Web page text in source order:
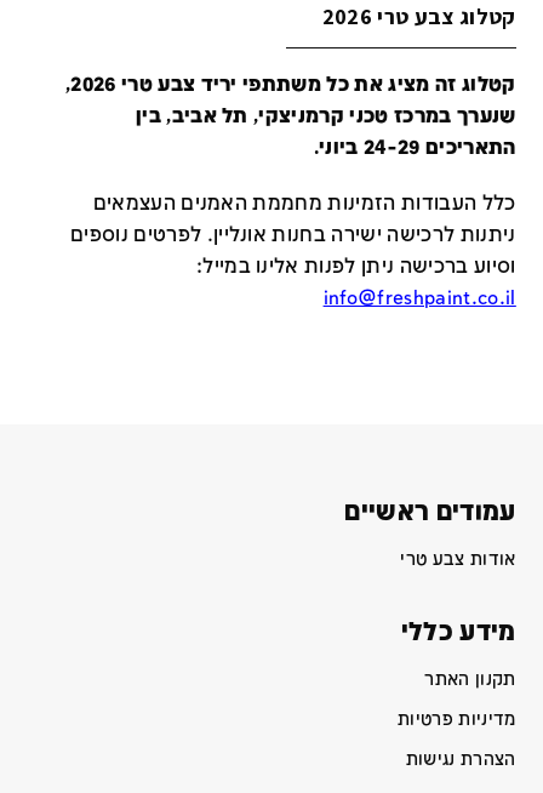
קטלוג צבע טרי 2026
קטלוג זה מציג את כל משתתפי יריד צבע טרי 2026,
שנערך במרכז טכני קרמניצקי, תל אביב, בין
התאריכים 24-29 ביוני.
כלל העבודות הזמינות מחממת האמנים העצמאים
ניתנות לרכישה ישירה בחנות אונליין. לפרטים נוספים
וסיוע ברכישה ניתן לפנות אלינו במייל:
info@freshpaint.co.il
עמודים ראשיים
אודות צבע טרי
מידע כללי
תקנון האתר
מדיניות פרטיות
הצהרת נגישות